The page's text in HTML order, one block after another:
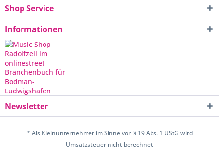
Shop Service
Informationen
Newsletter
* Als Kleinunternehmer im Sinne von § 19 Abs. 1 UStG wird
Umsatzsteuer nicht berechnet